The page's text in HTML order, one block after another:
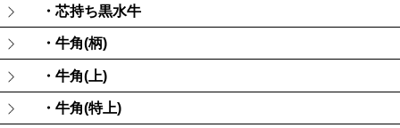
・芯持ち黒水牛
・牛角(柄)
・牛角(上)
・牛角(特上)